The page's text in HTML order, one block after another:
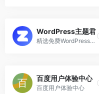
WordPress主题君
精选免费WordPress主题模板下载
百度用户体验中心
百度用户体验中心